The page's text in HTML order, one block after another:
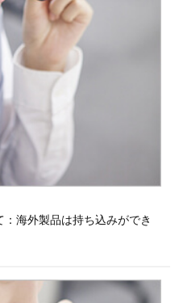
海外製品は持ち込みができ